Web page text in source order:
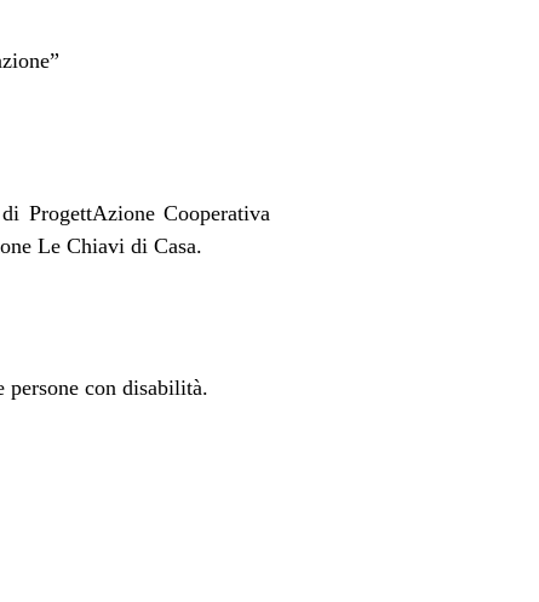
ProgettAzione Cooperativa
Le Chiavi di Casa.
con disabilità.